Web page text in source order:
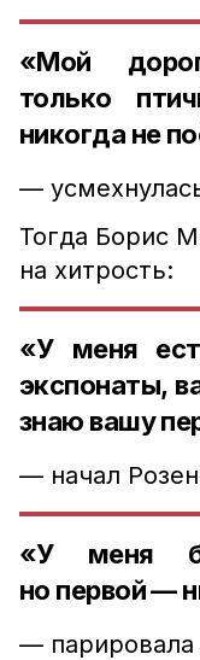
«Мой
только
никогда не
—
Тогда Борис
на хитрость:
«У меня
экспонаты,
знаю вашу
— начал
«У меня
но первой —
— парировала